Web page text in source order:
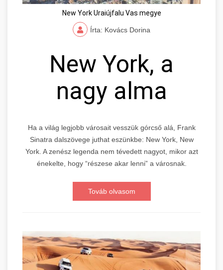
New York Uraiújfalu Vas megye
Írta: Kovács Dorina
New York, a
nagy alma
Ha a világ legjobb városait vesszük górcső alá, Frank
Sinatra dalszövege juthat eszünkbe: New York, New
York. A zenész legenda nem tévedett nagyot, mikor azt
énekelte, hogy “részese akar lenni” a városnak.
Továb olvasom